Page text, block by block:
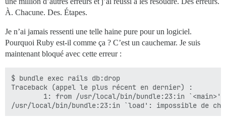
À. Chacune. Des. Étapes.
Je n’ai jamais ressenti une telle haine pure pour un logiciel.
Pourquoi Ruby est-il comme ça ? C’est un cauchemar. Je suis
maintenant bloqué avec cette erreur :
$ bundle exec rails db:drop
Traceback (appel le plus récent en dernier) :
        1: from /usr/local/bin/bundle:23:in `<main>'